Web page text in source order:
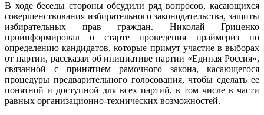
В ходе беседы стороны обсудили ряд вопросов, касающихся
совершенствования избирательного законодательства, защиты
избирательных прав граждан. Николай Гриценко
проинформировал о старте проведения праймериз по
определению кандидатов, которые примут участие в выборах
от партии, рассказал об инициативе партии «Единая Россия»,
связанной с принятием рамочного закона, касающегося
процедуры предварительного голосования, чтобы сделать ее
понятной и доступной для всех партий, в том числе в части
равных организационно-технических возможностей.